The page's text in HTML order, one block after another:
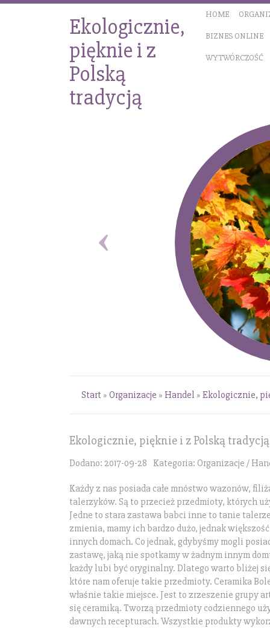
HOME
BIZNES ONLINE
WYTWÓRCZOŚĆ
Ekologicznie,
pięknie i z
Polską
tradycją
Start » Organizacje » Handel » Ekologicznie,
Ekologicznie, pięknie i z Polską tradycją
Dodano: 2017-09-28 Kategoria: Organizacje /
Każdy z nas posiada całe mnóstwo wazonów,
talerzyków. Są to przecież przedmioty, których
Jedne to stara zastawa babci inne to tanie
zmienia, mamy ich bardzo dużo, jednak
innych domach. Co jednak, gdybyśmy mogli
zastawę, jaką nie spotkamy w żadnym innym
każdy lubi być oryginalny. Dlatego warto bliżej
które nam oferuje takie przedmioty. Ceramika
właśnie takie miejsce. Jest to zrzeszenie grupy
się ceramiką. Tworzą przedmioty codziennego
dawnych recepturach. Wszystkie produkty